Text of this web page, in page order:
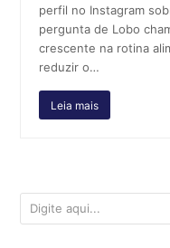
perfil no Instagram
pergunta de Lobo
crescente na rotina
reduzir o…
Leia mais